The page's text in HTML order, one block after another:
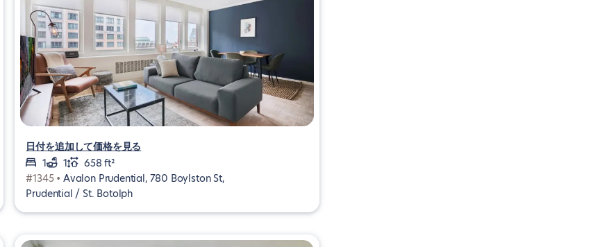
日付を追加して価格を見る
1
1
658 ft²
#1345 • Avalon Prudential, 780 Boylston St,
Prudential / St. Botolph